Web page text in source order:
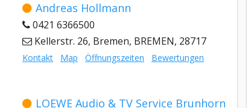
Andreas Hollmann
0421 6366500
Kellerstr. 26, Bremen, BREMEN, 28717
Kontakt Map Öffnungszeiten Bewertungen
LOEWE Audio & TV Service Brunhorn